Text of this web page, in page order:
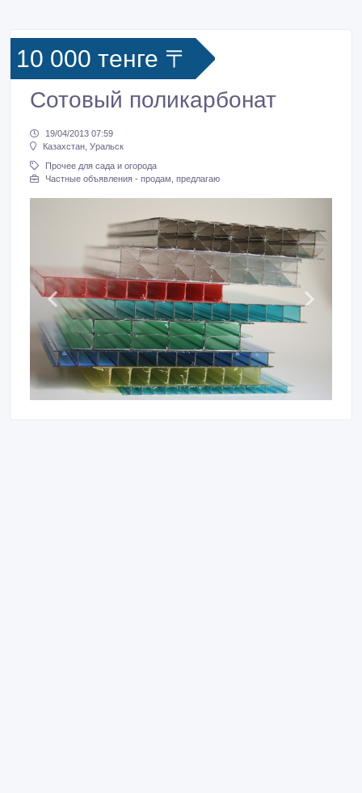
10 000 тенге 〒
Сотовый поликарбонат
19/04/2013 07:59
Казахстан, Уральск
Прочее для сада и огорода
Частные объявления - продам, предлагаю